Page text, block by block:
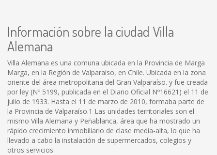
Información sobre la ciudad Villa
Alemana
Villa Alemana es una comuna ubicada en la Provincia de Marga
Marga, en la Región de Valparaíso, en Chile. Ubicada en la zona
oriente del área metropolitana del Gran Valparaíso. y fue creada
por ley (Nº 5199, publicada en el Diario Oficial Nº16621) el 11 de
julio de 1933. Hasta el 11 de marzo de 2010, formaba parte de
la Provincia de Valparaíso.1 Las unidades territoriales son el
mismo Villa Alemana y Peñablanca, área que ha mostrado un
rápido crecimiento inmobiliario de clase media-alta, lo que ha
llevado a cabo la instalación de supermercados, colegios y
otros servicios.